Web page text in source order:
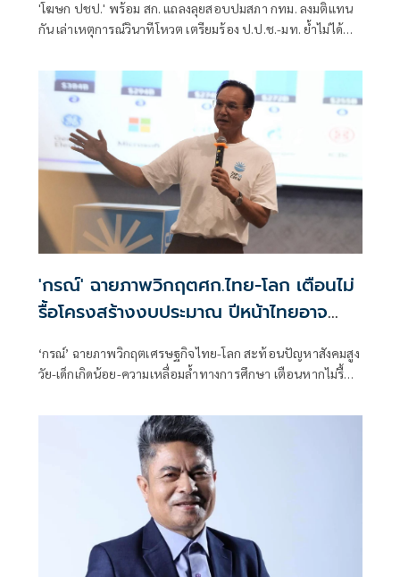
'โฆษก ปชป.' พร้อม สก. แถลงลุยสอบปมสภา กทม. ลงมติแทน
กัน เล่าเหตุการณ์วินาทีโหวต เตรียมร้อง ป.ป.ช.-มท. ย้ำไม่ได้
'กรณ์' ฉายภาพวิกฤตศก.ไทย-โลก เตือนไม่
รื้อโครงสร้างงบประมาณ ปีหน้าไทยอาจ
‘กรณ์’ ฉายภาพวิกฤตเศรษฐกิจไทย-โลก สะท้อนปัญหาสังคมสูง
วัย-เด็กเกิดน้อย-ความเหลื่อมล้ำทางการศึกษา เตือนหากไม่รื้อ
สังคายนางบฯ และปฏิรูปการเมืองด่วน